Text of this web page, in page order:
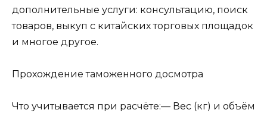
дополнительные услуги: консультацию, поиск
товаров, выкуп с китайских торговых площадок
и многое другое.
Прохождение таможенного досмотра
Что учитывается при расчёте:— Вес (кг) и объём